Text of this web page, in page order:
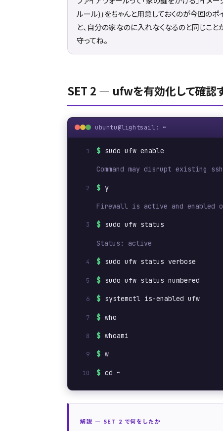
ルール)」をちゃんと用意しておくのが今回の
と、自分の家なのに入れなくなるのと同じこ
守ってね。
SET 2 ― ufwを有効化して確認
ubuntu@lightsail: ~
$ sudo ufw enable
Command may disrupt existing
$ y
Firewall is active and enabled
$ sudo ufw status
Status: active
$ sudo ufw status verbose
$ sudo ufw status numbered
$ systemctl is-enabled ufw
$ who
$ whoami
$ w
$ cd ~
解説 ― SET 2 で何をしたか